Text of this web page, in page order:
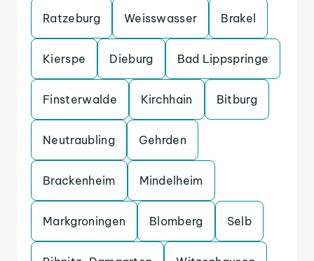
Ratzeburg Weisswasser Brakel
Kierspe Dieburg Bad Lippspringe
Finsterwalde Kirchhain Bitburg
Neutraubling Gehrden
Brackenheim Mindelheim
Markgroningen Blomberg Selb